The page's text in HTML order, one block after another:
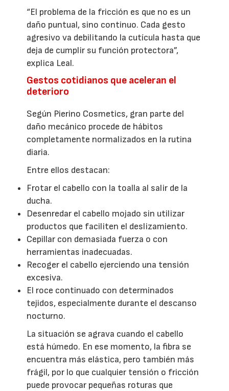
“El problema de la fricción es que no es un
daño puntual, sino continuo. Cada gesto
agresivo va debilitando la cutícula hasta que
deja de cumplir su función protectora”,
explica Leal.
Gestos cotidianos que aceleran el
deterioro
Según Pierino Cosmetics, gran parte del
daño mecánico procede de hábitos
completamente normalizados en la rutina
diaria.
Entre ellos destacan:
Frotar el cabello con la toalla al salir de la
ducha.
Desenredar el cabello mojado sin utilizar
productos que faciliten el deslizamiento.
Cepillar con demasiada fuerza o con
herramientas inadecuadas.
Recoger el cabello ejerciendo una tensión
excesiva.
El roce continuado con determinados
tejidos, especialmente durante el descanso
nocturno.
La situación se agrava cuando el cabello
está húmedo. En ese momento, la fibra se
encuentra más elástica, pero también más
frágil, por lo que cualquier tensión o fricción
puede provocar pequeñas roturas que